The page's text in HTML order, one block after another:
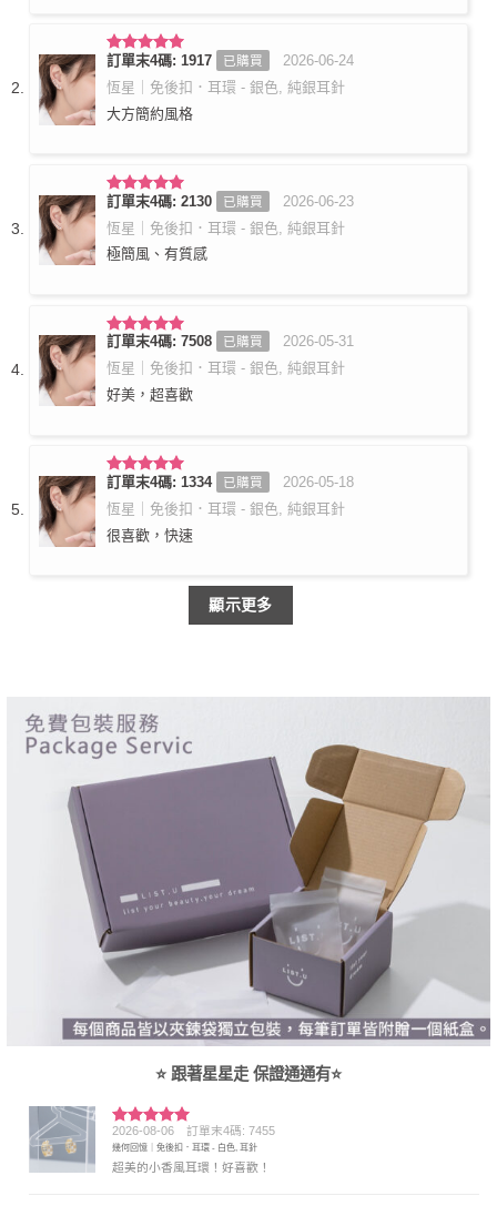
評分5滿
分 5
訂單末4碼: 1917 已購買
2026-06-24
恆星｜免後扣．耳環 - 銀色, 純銀耳針
大方簡約風格
評分5滿
分 5
訂單末4碼: 2130 已購買
2026-06-23
恆星｜免後扣．耳環 - 銀色, 純銀耳針
極簡風、有質感
評分5滿
分 5
訂單末4碼: 7508 已購買
2026-05-31
恆星｜免後扣．耳環 - 銀色, 純銀耳針
好美，超喜歡
評分5滿
分 5
訂單末4碼: 1334 已購買
2026-05-18
恆星｜免後扣．耳環 - 銀色, 純銀耳針
很喜歡，快速
顯示更多
⭐ 跟著星星走 保證通通有⭐
評分5 滿
分 5
2026-08-06 訂單末4碼: 7455
幾何回憶｜免後扣．耳環 - 白色, 耳針
超美的小香風耳環！好喜歡！